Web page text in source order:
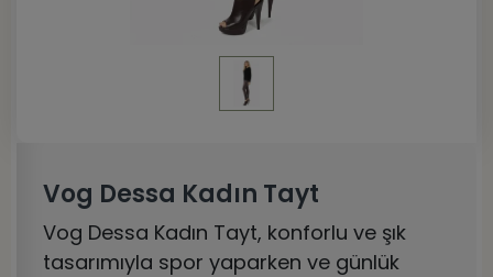
Vog Dessa Kadın Tayt
Vog Dessa Kadın Tayt, konforlu ve şık
tasarımıyla spor yaparken ve günlük